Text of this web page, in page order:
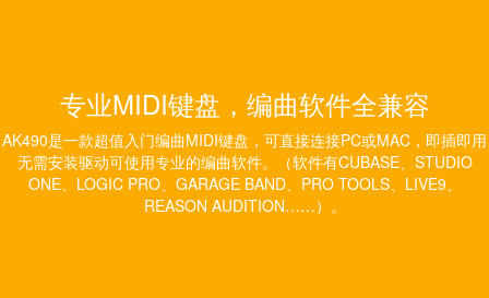
专业MIDI键盘，编曲软件全兼容
AK490是一款超值入门编曲MIDI键盘，可直接连接PC或MAC，即插即用
无需安装驱动可使用专业的编曲软件。（软件有CUBASE、STUDIO
ONE、LOGIC PRO、GARAGE BAND、PRO TOOLS、LIVE9、
REASON AUDITION……）。